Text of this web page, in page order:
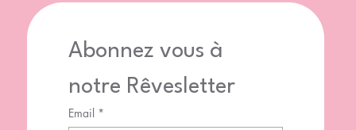
Abonnez vous à
notre Rêvesletter
Email *